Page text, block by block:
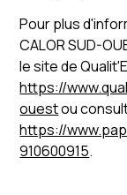
Pour plus
CALOR SUD-
le site de
https://
ouestou
https://
910600915.